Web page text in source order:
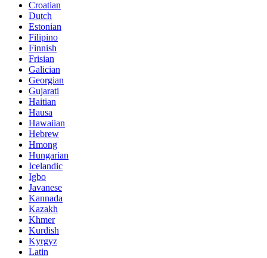
Croatian
Dutch
Estonian
Filipino
Finnish
Frisian
Galician
Georgian
Gujarati
Haitian
Hausa
Hawaiian
Hebrew
Hmong
Hungarian
Icelandic
Igbo
Javanese
Kannada
Kazakh
Khmer
Kurdish
Kyrgyz
Latin